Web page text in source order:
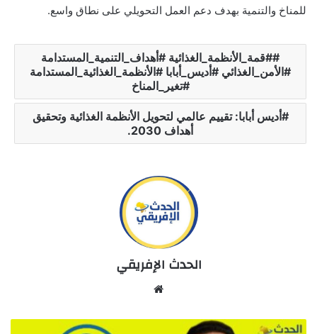
للمناخ والتنمية بهدف دعم العمل التحويلي على نطاق واسع.
#قمة_الأنظمة_الغذائية #أهداف_التنمية_المستدامة
#الأمن_الغذائي #أديس_أبابا #الأنظمة_الغذائية_المستدامة
#تغير_المناخ
أديس أبابا: تقييم عالمي لتحويل الأنظمة الغذائية وتحقيق
أهداف 2030.
الحدث الإفريقي
واش